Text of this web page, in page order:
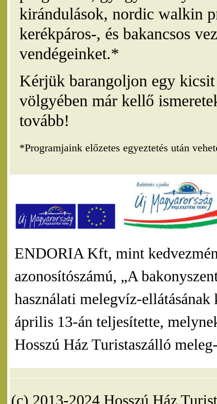
kirándulások, nordic walkin
kerékpáros-, és bakancsos
vendégeinket.*
Kérjük barangoljon egy
völgyében már kellő
tovább!
*Programjaink előzetes egyeztetés után
ENDORIA Kft, mint
azonosítószámú, „A
használati melegvíz-
április 13-án teljesítette,
Hosszú Ház Turistaszálló
(c) 2013-2024 Hosszú Ház